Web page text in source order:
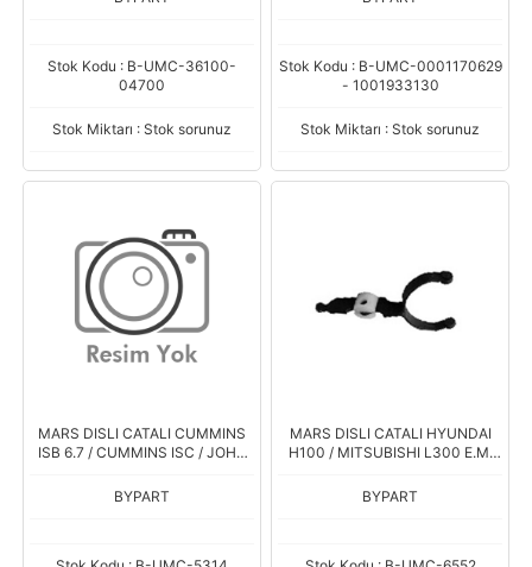
Stok Kodu : B-UMC-36100-
04700
Stok Miktarı : Stok sorunuz
Stok Kodu : B-UMC-0001170629
- 1001933130
Stok Miktarı : Stok sorunuz
MARS DISLI CATALI CUMMINS
ISB 6.7 / CUMMINS ISC / JOHN
CATERPILLAR (UMM-3495)
BYPART
MARS DISLI CATALI HYUNDAI
H100 / MITSUBISHI L300 E.M.
BYPART